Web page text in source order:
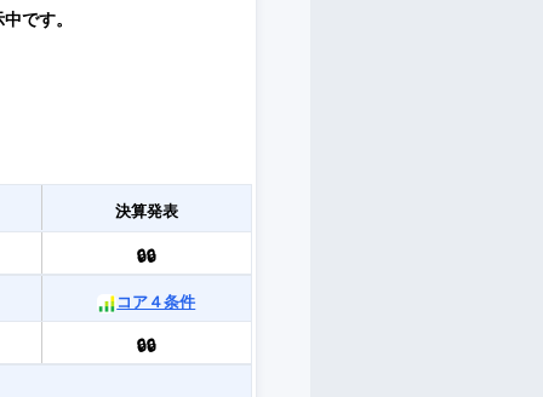
です。
決算発表
🔒🔒
コア４条件
🔒🔒